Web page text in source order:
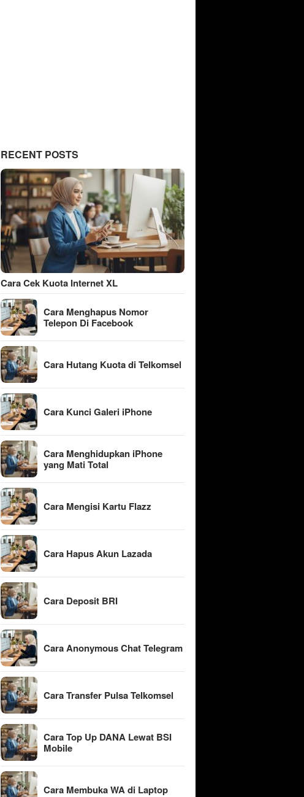
RECENT POSTS
Cara Cek Kuota Internet XL
Cara Menghapus Nomor
Telepon Di Facebook
Cara Hutang Kuota di Telkomsel
Cara Kunci Galeri iPhone
Cara Menghidupkan iPhone
yang Mati Total
Cara Mengisi Kartu Flazz
Cara Hapus Akun Lazada
Cara Deposit BRI
Cara Anonymous Chat Telegram
Cara Transfer Pulsa Telkomsel
Cara Top Up DANA Lewat BSI
Mobile
Cara Membuka WA di Laptop